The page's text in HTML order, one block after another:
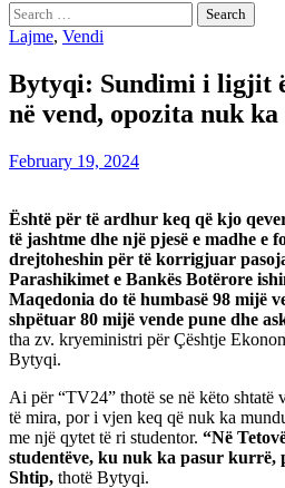
Search
for:
Lajme, Vendi
Bytyqi: Sundimi i ligjit
në vend, opozita nuk
February 19, 2024
Është për të ardhur keq që kjo
të jashtme dhe një pjesë e madhe e
drejtoheshin për të korrigjuar
Parashikimet e Bankës Botërore
Maqedonia do të humbasë 98 mijë
shpëtuar 80 mijë vende pune dhe
tha zv. kryeministri për Çështje
Bytyqi.
Ai për “TV24” thotë se në këto shtatë
të mira, por i vjen keq që nuk ka
me një qytet të ri studentor. “Në
studentëve, ku nuk ka pasur kurrë,
Shtip, thotë Bytyqi.